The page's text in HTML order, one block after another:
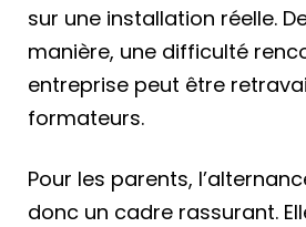
sur une installation réelle.
manière, une difficulté
entreprise peut être
formateurs.
Pour les parents,
donc un cadre rassurant.